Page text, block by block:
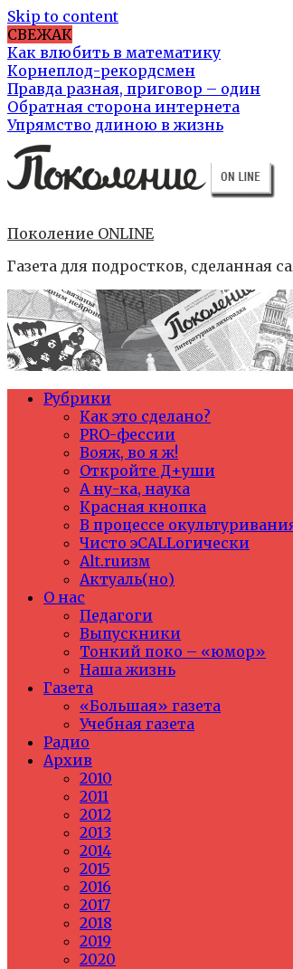
Skip to content
СВЕЖАК
Как влюбить в математику
Корнеплод-рекордсмен
Правда разная, приговор – один
Обратная сторона интернета
Упрямство длиною в жизнь
Поколение ONLINE
Газета для подростков, сделанная
Рубрики
Как это сделано?
PRO-фессии
Вояж, во я ж!
Откройте Д+уши
А ну-ка, наука
Красная кнопка
В процессе
Чисто эCALLогически
Alt.ruизм
Актуаль(но)
О нас
Педагоги
Выпускники
Тонкий поко – «юмор»
Наша жизнь
Газета
«Большая» газета
Учебная газета
Радио
Архив
2010
2011
2012
2013
2014
2015
2016
2017
2018
2019
2020